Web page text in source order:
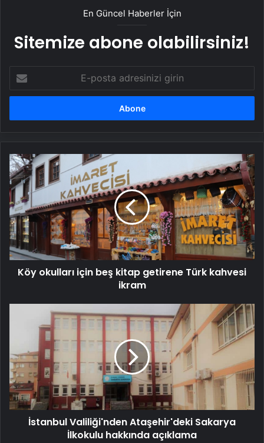
En Güncel Haberler İçin
Sitemize abone olabilirsiniz!
posta
adresinizi
Köy
okulları
için
beş
kitap
getirene
Türk
kahvesi
ikram
Köy okulları için beş kitap getirene Türk kahvesi
ikram
Ataşehir'deki
İlkokulu
hakkında
açıklama
İstanbul Valiliği'nden Ataşehir'deki Sakarya
İlkokulu hakkında açıklama